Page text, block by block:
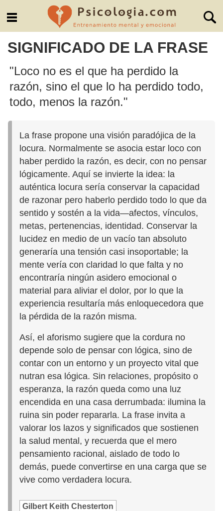
SIGNIFICADO DE LA FRASE
"Loco no es el que ha perdido la
razón, sino el que lo ha perdido todo,
todo, menos la razón."
La frase propone una visión paradójica de la
locura. Normalmente se asocia estar loco con
haber perdido la razón, es decir, con no pensar
lógicamente. Aquí se invierte la idea: la
auténtica locura sería conservar la capacidad
de razonar pero haberlo perdido todo lo que da
sentido y sostén a la vida—afectos, vínculos,
metas, pertenencias, identidad. Conservar la
lucidez en medio de un vacío tan absoluto
generaría una tensión casi insoportable; la
mente vería con claridad lo que falta y no
encontraría ningún asidero emocional o
material para aliviar el dolor, por lo que la
experiencia resultaría más enloquecedora que
la pérdida de la razón misma.
Así, el aforismo sugiere que la cordura no
depende solo de pensar con lógica, sino de
contar con un entorno y un proyecto vital que
nutran esa lógica. Sin relaciones, propósito o
esperanza, la razón queda como una luz
encendida en una casa derrumbada: ilumina la
ruina sin poder repararla. La frase invita a
valorar los lazos y significados que sostienen
la salud mental, y recuerda que el mero
pensamiento racional, aislado de todo lo
demás, puede convertirse en una carga que se
vive como verdadera locura.
Gilbert Keith Chesterton